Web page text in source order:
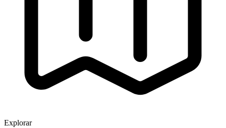
Explorar